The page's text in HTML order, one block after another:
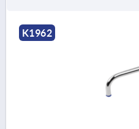
K1962